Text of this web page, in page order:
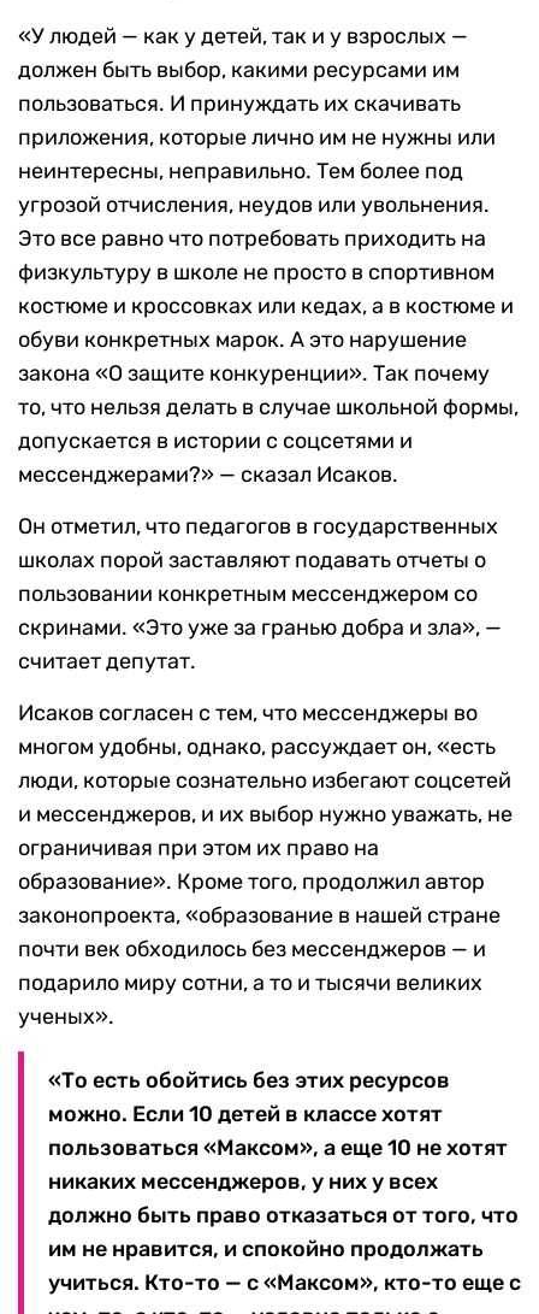
«У людей — как у детей, так и у взрослых —
должен быть выбор, какими ресурсами им
пользоваться. И принуждать их скачивать
приложения, которые лично им не нужны или
неинтересны, неправильно. Тем более под
угрозой отчисления, неудов или увольнения.
Это все равно что потребовать приходить на
физкультуру в школе не просто в спортивном
костюме и кроссовках или кедах, а в костюме и
обуви конкретных марок. А это нарушение
закона «О защите конкуренции». Так почему
то, что нельзя делать в случае школьной формы,
допускается в истории с соцсетями и
мессенджерами?» — сказал Исаков.
Он отметил, что педагогов в государственных
школах порой заставляют подавать отчеты о
пользовании конкретным мессенджером со
скринами. «Это уже за гранью добра и зла», —
считает депутат.
Исаков согласен с тем, что мессенджеры во
многом удобны, однако, рассуждает он, «есть
люди, которые сознательно избегают соцсетей
и мессенджеров, и их выбор нужно уважать, не
ограничивая при этом их право на
образование». Кроме того, продолжил автор
законопроекта, «образование в нашей стране
почти век обходилось без мессенджеров — и
подарило миру сотни, а то и тысячи великих
ученых».
«То есть обойтись без этих ресурсов
можно. Если 10 детей в классе хотят
пользоваться «Максом», а еще 10 не хотят
никаких мессенджеров, у них у всех
должно быть право отказаться от того, что
им не нравится, и спокойно продолжать
учиться. Кто-то — с «Максом», кто-то еще с